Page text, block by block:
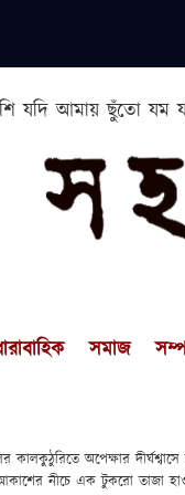
যদি আমায় ছুঁতো যম
সমাজ
কালকুঠুরিতে অপেক্ষার
আকাশের নীচে এক টুকরো তাজা